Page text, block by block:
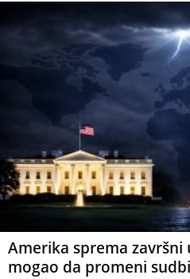
Amerika sprema završni
mogao da promeni